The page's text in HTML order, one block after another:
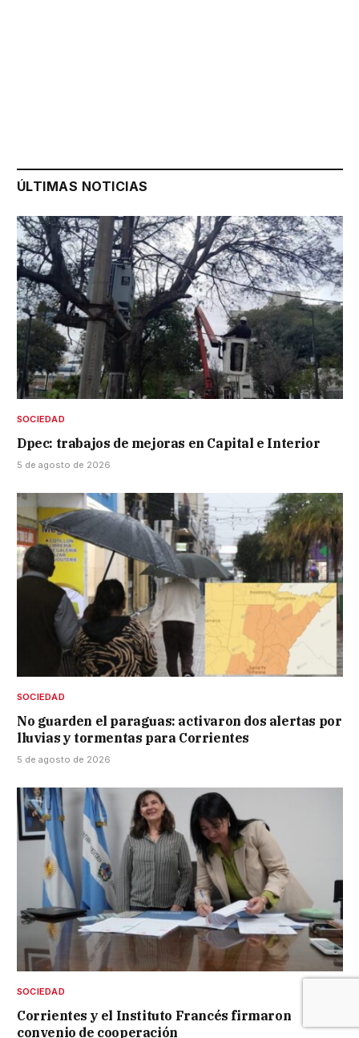
ÚLTIMAS NOTICIAS
SOCIEDAD
Dpec: trabajos de mejoras en Capital e Interior
5 de agosto de 2026
SOCIEDAD
No guarden el paraguas: activaron dos alertas por
lluvias y tormentas para Corrientes
5 de agosto de 2026
SOCIEDAD
Corrientes y el Instituto Francés firmaron
convenio de cooperación